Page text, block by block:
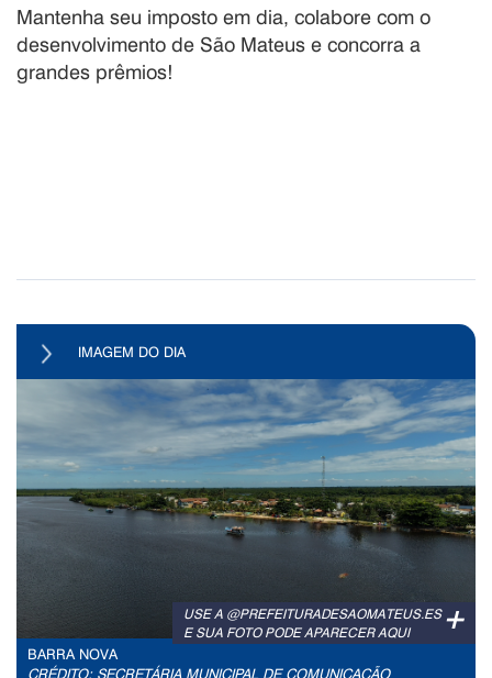
Mantenha seu imposto em dia, colabore com o
desenvolvimento de São Mateus e concorra a
grandes prêmios!
IMAGEM DO DIA
+
USE A @PREFEITURADESAOMATEUS.ES
E SUA FOTO PODE APARECER AQUI
BARRA NOVA
CRÉDITO: SECRETÁRIA MUNICIPAL DE COMUNICAÇÃO